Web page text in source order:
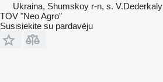
Ukraina, Shumskoy r-n, s. V.Dederkaly
TOV "Neo Agro"
Susisiekite su pardavėju